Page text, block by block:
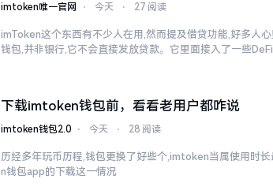
imtoken唯一官网 ⋅ 今天 ⋅ 27 阅读
imToken这个东西有不少人在用,然而提及借贷功能,好多人
钱包,并非银行,它不会直接发放贷款。它里面接入了一些
下载imtoken钱包前，看看老用户都咋说
imtoken钱包2.0 ⋅ 今天 ⋅ 28 阅读
历经多年玩币历程,钱包更换了好些个,imtoken当属使用时
n钱包app的下载这一情况